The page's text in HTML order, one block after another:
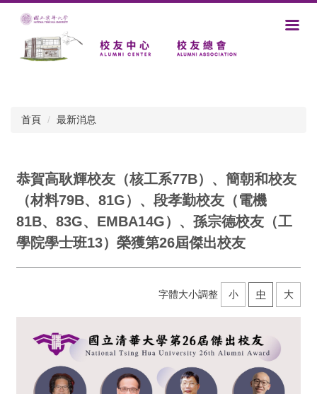
首頁
最新消息
恭賀高耿輝校友（核工系77B）、簡朝和校友
（材料79B、81G）、段孝勤校友（電機
81B、83G、EMBA14G）、孫宗德校友（工
學院學士班13）榮獲第26屆傑出校友
字體大小調整 小 中 大